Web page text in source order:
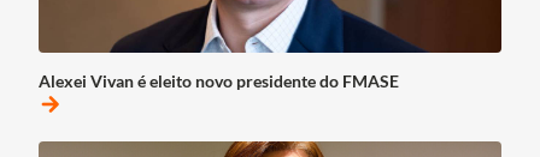
Alexei Vivan é eleito novo presidente do FMASE
arrow_forward